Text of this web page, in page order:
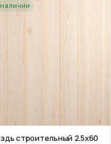
наличии
строительный 2.5х60